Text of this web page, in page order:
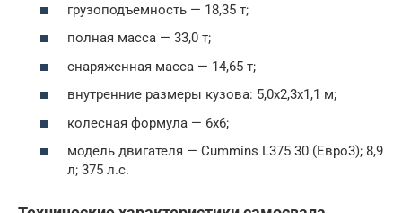
грузоподъемность — 18,35 т;
полная масса — 33,0 т;
снаряженная масса — 14,65 т;
внутренние размеры кузова: 5,0х2,3х1,1 м;
колесная формула — 6х6;
модель двигателя — Cummins L375 30 (Евро3); 8,9
л; 375 л.с.